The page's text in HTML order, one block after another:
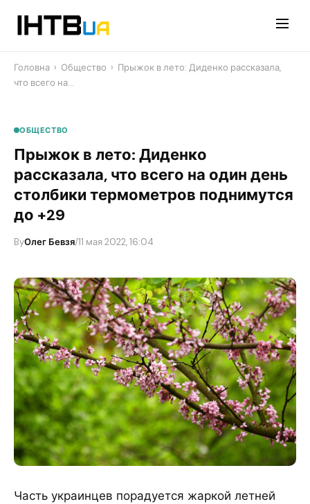
Головна › Общество › ​Прыжок в лето: Диденко рассказала,
что всего на…
ОБЩЕСТВО
​Прыжок в лето: Диденко
рассказала, что всего на один день
столбики термометров поднимутся
до +29
ByОлег Бевзя/11 мая 2022, 16:04
Часть украинцев порадуется жаркой летней